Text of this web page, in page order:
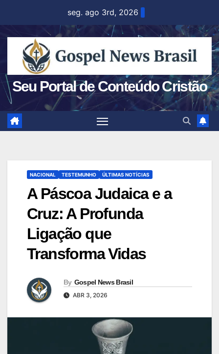
content
seg. ago 3rd, 2026
Seu Portal de Conteúdo Cristão
NACIONAL TESTEMUNHO ÚLTIMAS NOTÍCIAS
A Páscoa Judaica e a
Cruz: A Profunda
Ligação que
Transforma Vidas
By Gospel News Brasil
ABR 3, 2026